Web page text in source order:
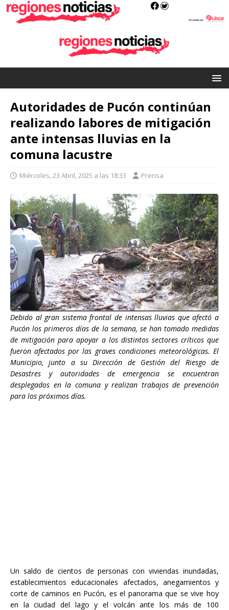
Autoridades de Pucón continúan
realizando labores de mitigación
ante intensas lluvias en la
comuna lacustre
Miércoles, 23 Abril, 2025 a las 18:33 Prensa
Debido al gran sistema frontal de intensas lluvias que afectó a
Pucón los primeros días de la semana, se han tomado medidas
de mitigación para apoyar a los distintos sectores críticos que
fueron afectados por las graves condiciones meteorológicas. El
Municipio, junto a su Dirección de Gestión del Riesgo de
Desastres y autoridades de emergencia se encuentran
desplegados en la comuna y realizan trabajos de prevención
para los próximos días.
Un saldo de cientos de personas con viviendas inundadas,
establecimientos educacionales afectados, anegamientos y
corte de caminos en Pucón, es el panorama que se vive hoy
en la ciudad del lago y el volcán ante los más de 100